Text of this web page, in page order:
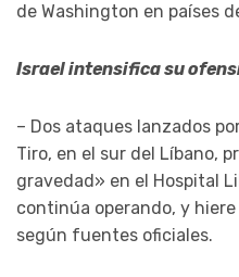
de Washington en países
Israel intensifica su
– Dos ataques lanzados
Tiro, en el sur del Líbano,
gravedad» en el Hospital
continúa operando, y
según fuentes oficiales.